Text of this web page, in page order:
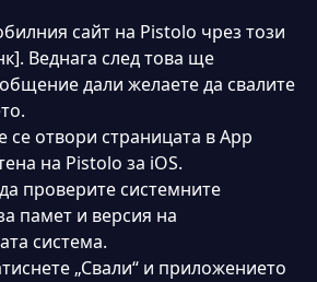
сайт на Pistolo чрез този
Веднага след това ще
дали желаете да свалите
се отвори страницата в App
на Pistolo за iOS.
проверите системните
памет и версия на
система.
„Свали“ и приложението